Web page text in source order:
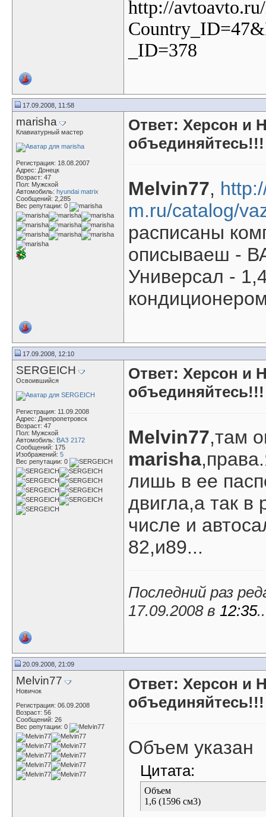
http://
_ID=378
17.09.2008, 11:58
marisha
Клавиатурный мастер
Регистрация: 18.08.2007
Адрес: Донецк
Возраст: 47
Пол: Мужской
Автомобиль: hyundai matrix
Сообщений: 2,285
Вес репутации: 0
Ответ: Херсон и
объединяйтесь!!!
Melvin77,
m.ru/catalog/
расписаны
описываеш -
Универсал -
17.09.2008, 12:10
SERGEICH
Освоившийся
Регистрация: 11.09.2008
Адрес: Днепропетровск
Возраст: 47
Пол: Мужской
Автомобиль: ВАЗ 2172
Сообщений: 175
Изображений: 5
Вес репутации: 0
Ответ: Херсон и
объединяйтесь!!!
Melvin77,там
marisha
лишь в ее
двигла,а так в
числе и
82,и89...
Последний раз
17.09.2008 в 12:35..
20.09.2008, 21:09
Melvin77
Новичок
Регистрация: 06.09.2008
Возраст: 56
Сообщений: 26
Вес репутации: 0
Ответ: Херсон и
объединяйтесь!!!
Объем указан
Цитата:
Объем
1,6 (1596 см3)